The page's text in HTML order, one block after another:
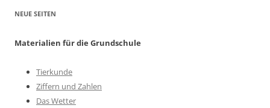
NEUE SEITEN
Materialien für die Grundschule
Tierkunde
Ziffern und Zahlen
Das Wetter